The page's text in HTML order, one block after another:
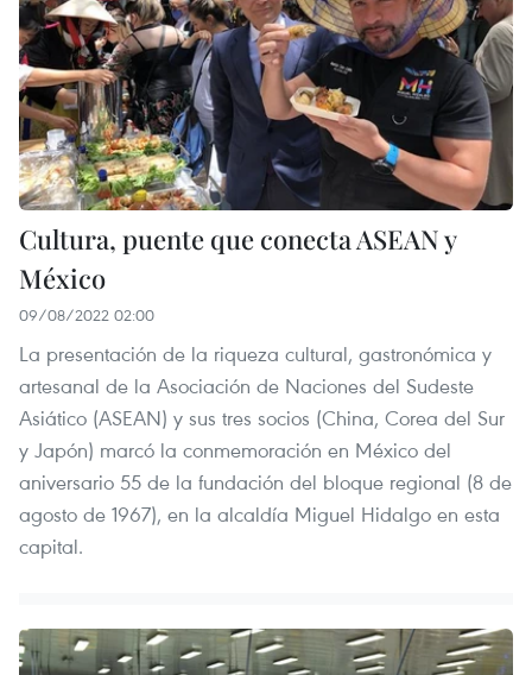
Cultura, puente que conecta ASEAN y
México
09/08/2022 02:00
La presentación de la riqueza cultural, gastronómica y
artesanal de la Asociación de Naciones del Sudeste
Asiático (ASEAN) y sus tres socios (China, Corea del Sur
y Japón) marcó la conmemoración en México del
aniversario 55 de la fundación del bloque regional (8 de
agosto de 1967), en la alcaldía Miguel Hidalgo en esta
capital.